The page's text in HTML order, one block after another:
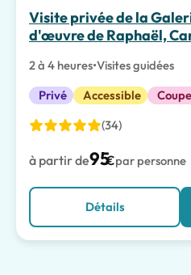
Visite privée de la
d'œuvre de Raphaël,
2 à 4 heures•Visites guidées
Privé
Accessible
(34)
à partir de95€par personne
Détails